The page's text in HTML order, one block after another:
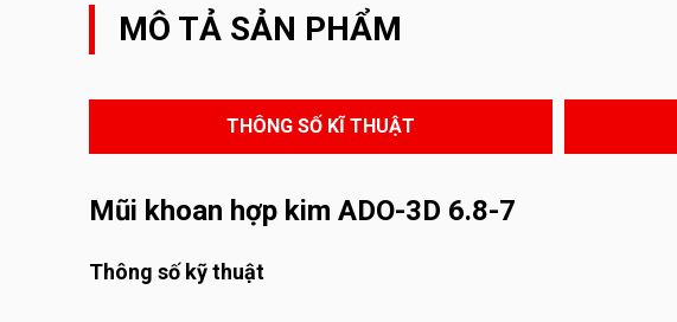
MÔ TẢ SẢN PHẨM
THÔNG SỐ KĨ THUẬT
Mũi khoan hợp kim ADO-3D 6.8-7
Thông số kỹ thuật